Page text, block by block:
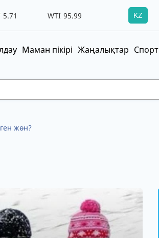
5.71 95.99 Brent KZ
Маман пікірі Жаңалықтар Спорт
жөн?